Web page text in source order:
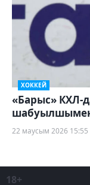
ХОККЕЙ
«Барыс» КХЛ-
шабуылшымен
22 маусым 2026 15:55
18+